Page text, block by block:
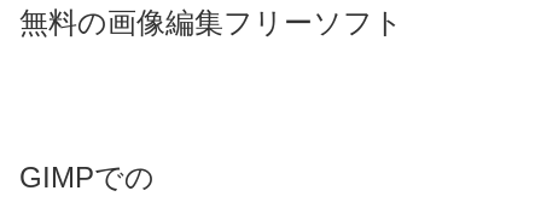
無料の画像編集フリーソフト
GIMPでの